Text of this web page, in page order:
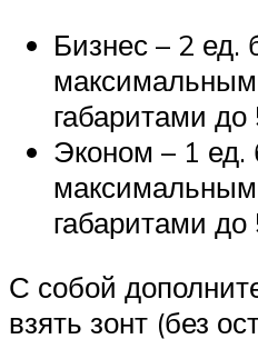
Бизнес – 2 ед.
максимальным
габаритами
Эконом – 1 ед.
максимальным
габаритами
С собой
взять зонт (без